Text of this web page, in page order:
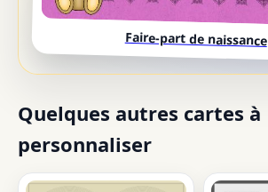
Faire-part de naissance
Quelques autres cartes à
personnaliser